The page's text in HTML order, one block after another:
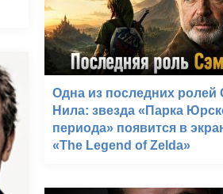
Одна из последних ролей
Нила: звезда «Парка
периода» появится в
«The Legend of Zelda»